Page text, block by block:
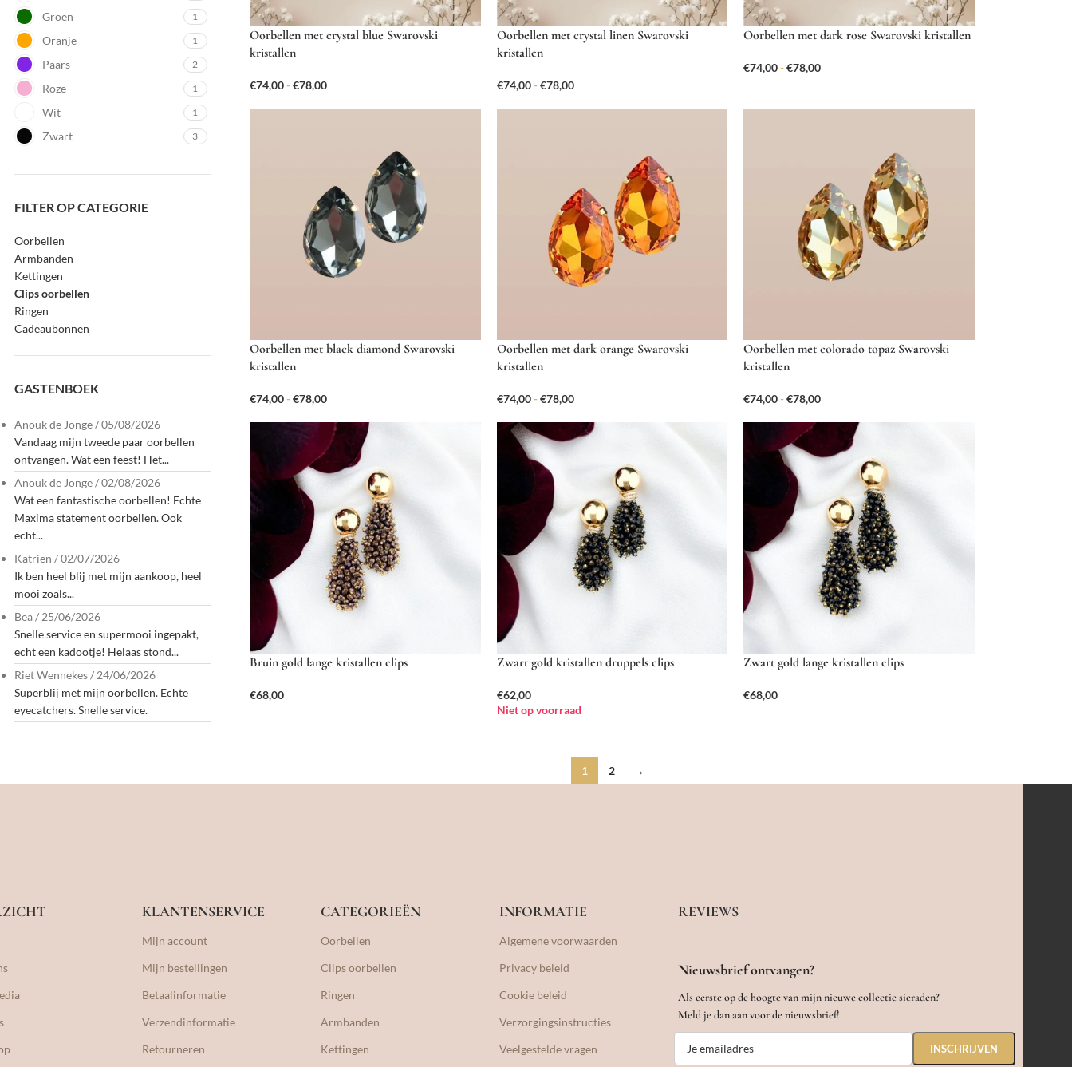
Groen 1
Oranje 1
Paars 2
Roze 1
Wit 1
Zwart 3
FILTER OP CATEGORIE
Oorbellen
Armbanden
Kettingen
Clips oorbellen
Ringen
Cadeaubonnen
GASTENBOEK
Anouk de Jonge/05/08/2026
Vandaag mijn tweede paar oorbellen
ontvangen. Wat een feest! Het...
Anouk de Jonge/02/08/2026
Wat een fantastische oorbellen! Echte
Maxima statement oorbellen. Ook
echt...
Katrien /02/07/2026
Ik ben heel blij met mijn aankoop, heel
mooi zoals...
Bea/ 25/06/2026
Snelle service en supermooi ingepakt,
echt een kadootje! Helaas stond...
Riet Wennekes/ 24/06/2026
Superblij met mijn oorbellen. Echte
eyecatchers. Snelle service.
Oorbellen met crystal blue Swarovski
kristallen
€74,00-€78,00
Oorbellen met crystal linen Swarovski
kristallen
€74,00-€78,00
Oorbellen met dark rose Swarovski kristallen
€74,00-€78,00
Oorbellen met black diamond Swarovski
kristallen
€74,00-€78,00
Oorbellen met dark orange Swarovski
kristallen
€74,00-€78,00
Oorbellen met colorado topaz Swarovski
kristallen
€74,00-€78,00
Bruin gold lange kristallen clips
€68,00
Zwart gold kristallen druppels clips
€62,00
Niet op voorraad
Zwart gold lange kristallen clips
€68,00
1 2 →
KLANTENSERVICE
Mijn account
Mijn bestellingen
Betaalinformatie
Verzendinformatie
Retourneren
CATEGORIEËN
Oorbellen
Clips oorbellen
Ringen
Armbanden
Kettingen
INFORMATIE
Algemene voorwaarden
Privacy beleid
Cookie beleid
Verzorgingsinstructies
Veelgestelde vragen
REVIEWS
Nieuwsbrief ontvangen?
Als eerste op de hoogte van mijn nieuwe collectie sieraden?
Meld je dan aan voor de nieuwsbrief!